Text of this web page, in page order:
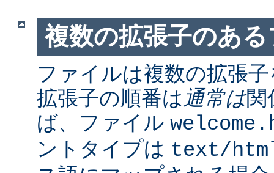
複数の拡張子のあ
ファイルは複数の拡張
拡張子の順番は 通常は関
ば、ファイル
ントタイプは text/